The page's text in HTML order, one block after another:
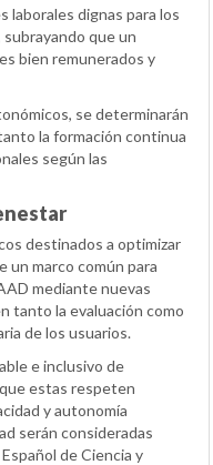
laborales dignas para los
que un
bien remunerados y
se determinarán
la formación continua
según las
destinados a optimizar
un marco común para
mediante nuevas
tanto la evaluación como
de los usuarios.
e inclusivo de
estas respeten
y autonomía
serán consideradas
de Ciencia y